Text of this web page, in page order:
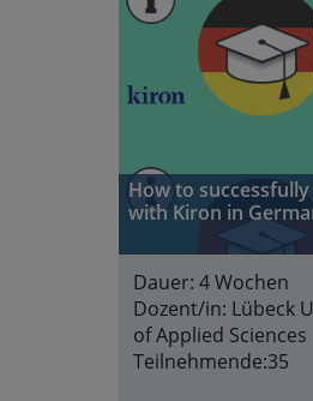
How to
with Kiron in
Dauer: 4 Wochen
Dozent/in: Lübeck
of Applied Sciences
Teilnehmende:35